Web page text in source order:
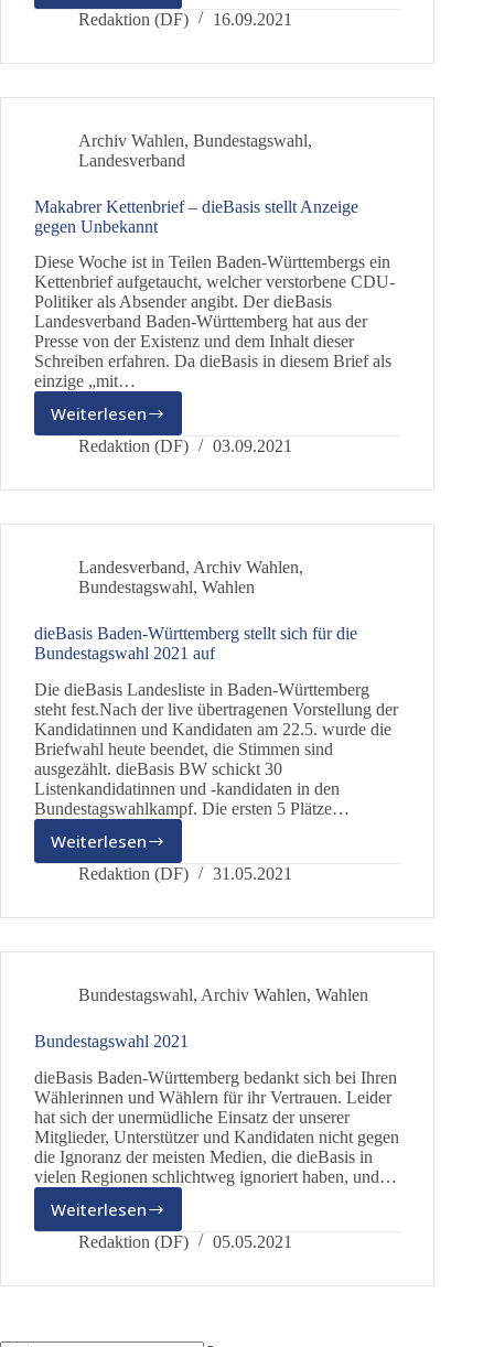
Umfrage:
bei
Redaktion (DF) 16.09.2021
Archiv Wahlen, Bundestagswahl,
Landesverband
Makabrer Kettenbrief – dieBasis stellt Anzeige
gegen Unbekannt
Diese Woche ist in Teilen Baden-Württembergs ein
Kettenbrief aufgetaucht, welcher verstorbene CDU-
Politiker als Absender angibt. Der dieBasis
Landesverband Baden-Württemberg hat aus der
Presse von der Existenz und dem Inhalt dieser
Schreiben erfahren. Da dieBasis in diesem Brief als
einzige „mit…
Weiterlesen
Makabrer
Kettenbrief
dieBasis
Unbekannt
Redaktion (DF) 03.09.2021
Landesverband, Archiv Wahlen,
Bundestagswahl, Wahlen
dieBasis Baden-Württemberg stellt sich für die
Bundestagswahl 2021 auf
Die dieBasis Landesliste in Baden-Württemberg
steht fest.Nach der live übertragenen Vorstellung der
Kandidatinnen und Kandidaten am 22.5. wurde die
Briefwahl heute beendet, die Stimmen sind
ausgezählt. dieBasis BW schickt 30
Listenkandidatinnen und -kandidaten in den
Bundestagswahlkampf. Die ersten 5 Plätze…
Weiterlesen
dieBasis
Baden-
stellt
Bundestagswahl
auf
Redaktion (DF) 31.05.2021
Bundestagswahl, Archiv Wahlen, Wahlen
Bundestagswahl 2021
dieBasis Baden-Württemberg bedankt sich bei Ihren
Wählerinnen und Wählern für ihr Vertrauen. Leider
hat sich der unermüdliche Einsatz der unserer
Mitglieder, Unterstützer und Kandidaten nicht gegen
die Ignoranz der meisten Medien, die dieBasis in
vielen Regionen schlichtweg ignoriert haben, und…
WeiterlesenBundestagswahl
2021
Redaktion (DF) 05.05.2021